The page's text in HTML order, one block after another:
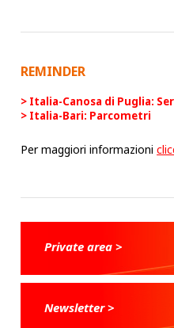
REMINDER
Italia-Canosa di Puglia:
Italia-Bari: Parcometri
Per maggiori informazioni
Private area >
Newsletter >